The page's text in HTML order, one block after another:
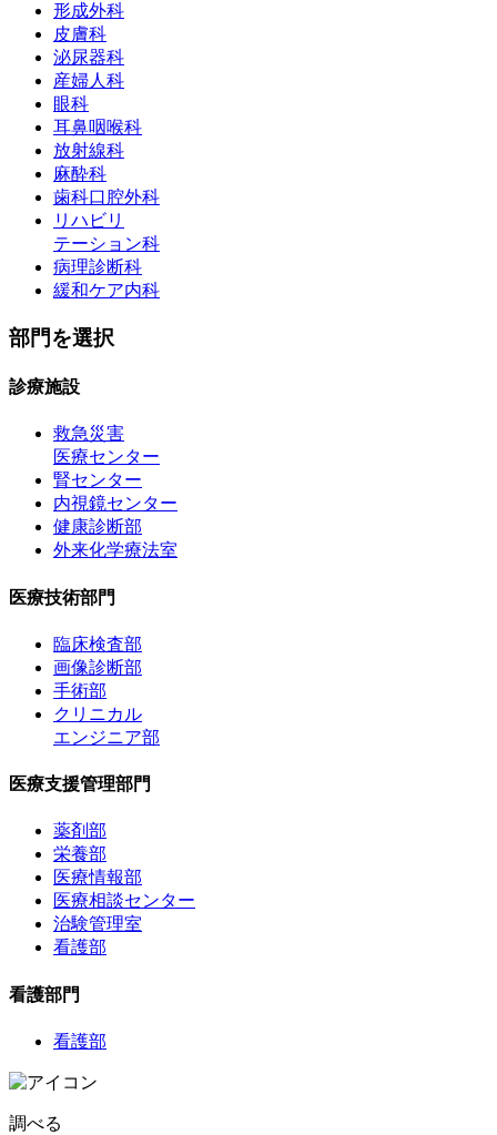
形成外科
皮膚科
泌尿器科
産婦人科
眼科
耳鼻咽喉科
放射線科
麻酔科
歯科口腔外科
リハビリ
テーション科
病理診断科
緩和ケア内科
部門を選択
診療施設
救急災害
医療センター
腎センター
内視鏡センター
健康診断部
外来化学療法室
医療技術部門
臨床検査部
画像診断部
手術部
クリニカル
エンジニア部
医療支援管理部門
薬剤部
栄養部
医療情報部
医療相談センター
治験管理室
看護部
看護部門
看護部
調べる